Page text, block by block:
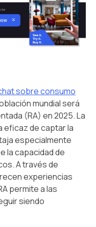
sobre consumo
mundial será
(RA) en 2025. La
eficaz de captar la
especialmente
la capacidad de
A través de
experiencias
permite a las
siendo